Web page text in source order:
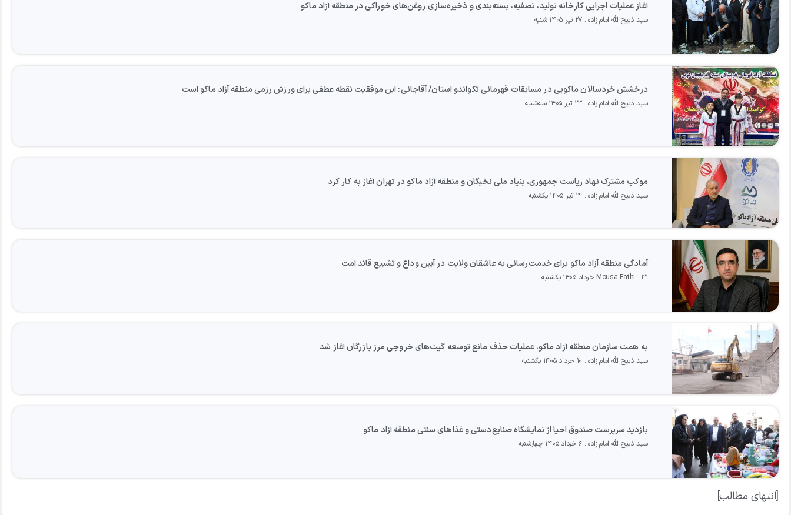
آغاز عملیات اجرایی کارخانه تولید، تصفیه، بسته‌بندی و ذخیره‌سازی روغن‌های خوراکی در منطقه آزاد ماکو
سید ذبیح الله امام زاده ۲۷ تیر ۱۴۰۵ شنبه
درخشش خردسالان ماکویی در مسابقات قهرمانی تکواندو استان/ آقاجانی: این موفقیت نقطه عطفی برای ورزش رزمی منطقه آزاد ماکو است
سید ذبیح الله امام زاده ۲۳ تیر ۱۴۰۵ سه‌شنبه
موکب مشترک نهاد ریاست جمهوری، بنیاد ملی نخبگان و منطقه آزاد ماکو در تهران آغاز به کار کرد
سید ذبیح الله امام زاده ۱۴ تیر ۱۴۰۵ یکشنبه
آمادگی منطقه آزاد ماکو برای خدمت‌رسانی به عاشقان ولایت در آیین وداع و تشییع قائد امت
Mousa Fathi ۳۱ خرداد ۱۴۰۵ یکشنبه
به همت سازمان منطقه آزاد ماکو، عملیات حذف مانع توسعه گیت‌های خروجی مرز بازرگان آغاز شد
سید ذبیح الله امام زاده ۱۰ خرداد ۱۴۰۵ یکشنبه
بازدید سرپرست صندوق احیا از نمایشگاه صنایع‌دستی و غذاهای سنتی منطقه آزاد ماکو
سید ذبیح الله امام زاده ۶ خرداد ۱۴۰۵ چهارشنبه
[انتهای مطالب]